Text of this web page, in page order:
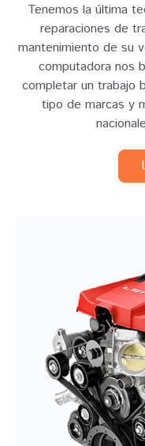
Tenemos la última
reparaciones de
mantenimiento de su
computadora nos
completar un trabajo
tipo de marcas y